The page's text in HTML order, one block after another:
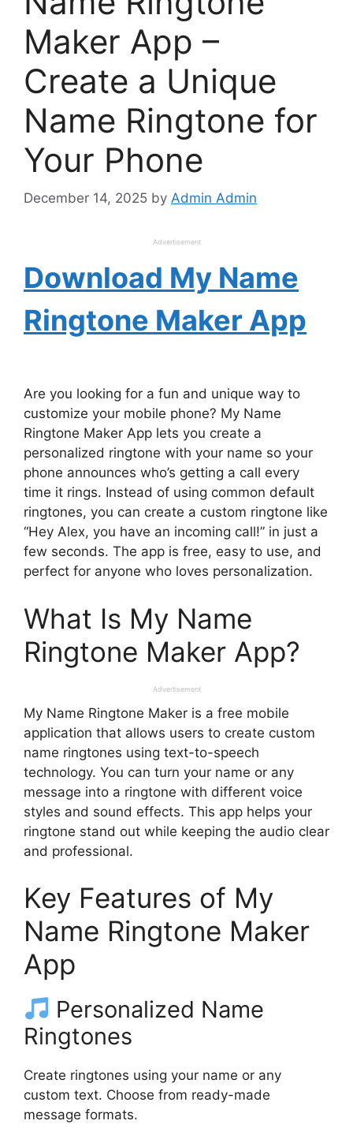
Maker App –
Create a Unique
Name Ringtone for
Your Phone
December 14, 2025 by Admin Admin
Advertisement
Download My Name
Ringtone Maker App
Are you looking for a fun and unique way to
customize your mobile phone? My Name
Ringtone Maker App lets you create a
personalized ringtone with your name so your
phone announces who’s getting a call every
time it rings. Instead of using common default
ringtones, you can create a custom ringtone like
“Hey Alex, you have an incoming call!” in just a
few seconds. The app is free, easy to use, and
perfect for anyone who loves personalization.
What Is My Name
Ringtone Maker App?
Advertisement
My Name Ringtone Maker is a free mobile
application that allows users to create custom
name ringtones using text-to-speech
technology. You can turn your name or any
message into a ringtone with different voice
styles and sound effects. This app helps your
ringtone stand out while keeping the audio clear
and professional.
Key Features of My
Name Ringtone Maker
App
Personalized Name
Ringtones
Create ringtones using your name or any
custom text. Choose from ready-made
message formats.